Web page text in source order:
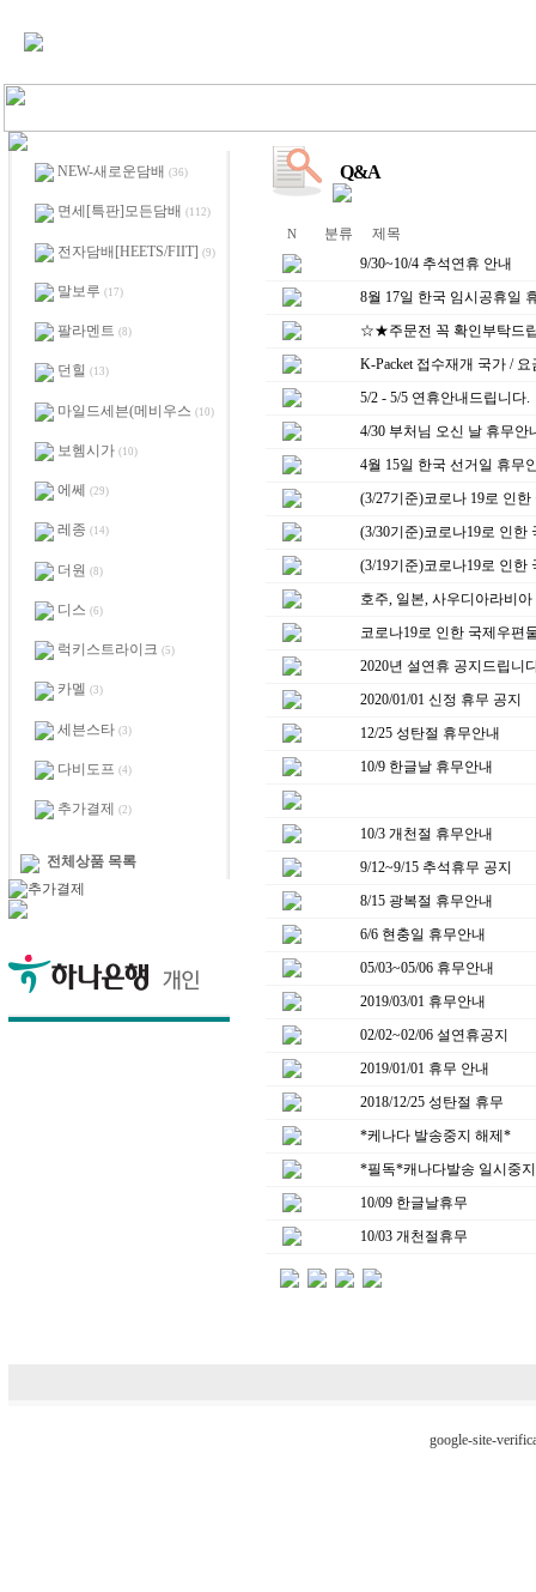
NEW-새로운담배 (36)
면세[특판]모든담배 (112)
전자담배[HEETS/FIIT] (9)
말보루 (17)
팔라멘트 (8)
던힐 (13)
마일드세븐(메비우스 (10)
보헴시가 (10)
에쎄 (29)
레종 (14)
더원 (8)
디스 (6)
럭키스트라이크 (5)
카멜 (3)
세븐스타 (3)
다비도프 (4)
추가결제 (2)
전체상품 목록
Q&A
N 분류
제목
9/30~10/4 추석연휴 안내
8월 17일 한국 임시공휴일
☆★주문전 꼭 확인부탁드
K-Packet 접수재개 국가 /
5/2 - 5/5 연휴안내드립니다.
4/30 부처님 오신 날 휴무안
4월 15일 한국 선거일 휴무
(3/27기준)코로나 19로 인
(3/30기준)코로나19로 인한
(3/19기준)코로나19로 인한
호주, 일본, 사우디아라비
코로나19로 인한 국제우편
2020년 설연휴 공지드립니
2020/01/01 신정 휴무 공지
12/25 성탄절 휴무안내
10/9 한글날 휴무안내
10/3 개천절 휴무안내
9/12~9/15 추석휴무 공지
8/15 광복절 휴무안내
6/6 현충일 휴무안내
05/03~05/06 휴무안내
2019/03/01 휴무안내
02/02~02/06 설연휴공지
2019/01/01 휴무 안내
2018/12/25 성탄절 휴무
*케나다 발송중지 해제*
*필독*캐나다발송 일시중지
10/09 한글날휴무
10/03 개천절휴무
google-site-